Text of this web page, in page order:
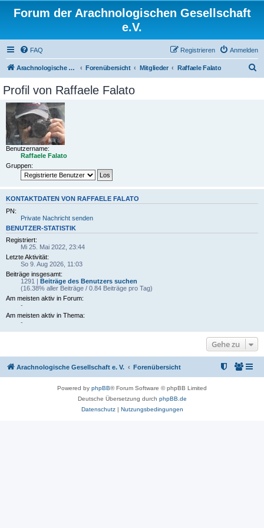
Forum der Arachnologischen Gesellschaft
e.V.
FAQ Anmelden
Registrieren
Arachnologische Gesellschaft e. V. Forenübersicht Mitglieder Raffaele Falato
Profil von Raffaele Falato
Benutzername:
Raffaele Falato
Gruppen:
KONTAKTDATEN VON RAFFAELE FALATO
PN:
Private Nachricht senden
BENUTZER-STATISTIK
Registriert:
Mi 25. Mai 2022, 23:44
Letzte Aktivität:
So 9. Aug 2026, 11:03
Beiträge insgesamt:
1291 | Beiträge des Benutzers suchen
(16.38% aller Beiträge / 0.84 Beiträge pro Tag)
Am meisten aktiv in Forum:
-
Am meisten aktiv in Thema:
-
Gehe zu
Arachnologische Gesellschaft e. V. Forenübersicht
Powered by phpBB® Forum Software © phpBB Limited
Deutsche Übersetzung durch phpBB.de
Datenschutz| Nutzungsbedingungen